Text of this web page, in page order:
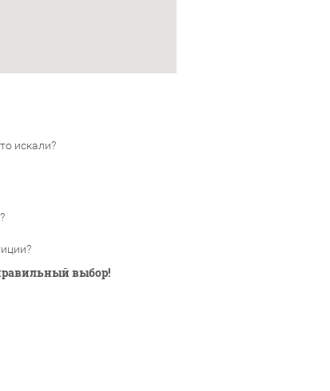
искали?
выбор!